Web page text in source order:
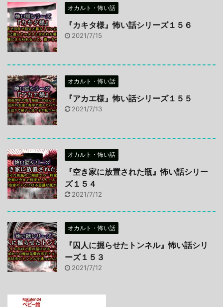
オカルト・怖い話
『カキタ様』怖い話シリーズ１５６
2021/7/15
オカルト・怖い話
『アカエ様』怖い話シリーズ１５５
2021/7/13
オカルト・怖い話
『空き家に放置された瓶』怖い話シリー
ズ１５４
2021/7/12
オカルト・怖い話
『囚人に掘らせたトンネル』怖い話シリ
ーズ１５３
2021/7/12